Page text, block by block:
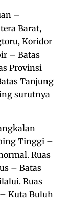
–
Barat,
Koridor
– Batas
Provinsi
Tanjung
surutnya
Tinggi –
Ruas
– Batas
Ruas
Kuta Buluh